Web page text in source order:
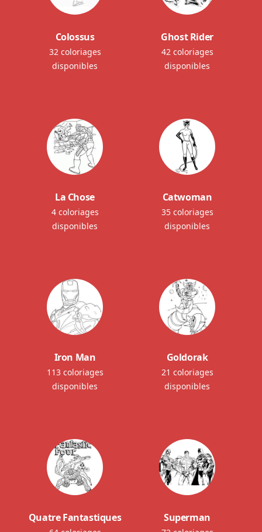
Colossus
32 coloriages
disponibles
Ghost Rider
42 coloriages
disponibles
La Chose
4 coloriages
disponibles
Catwoman
35 coloriages
disponibles
Iron Man
113 coloriages
disponibles
Goldorak
21 coloriages
disponibles
Quatre Fantastiques Superman